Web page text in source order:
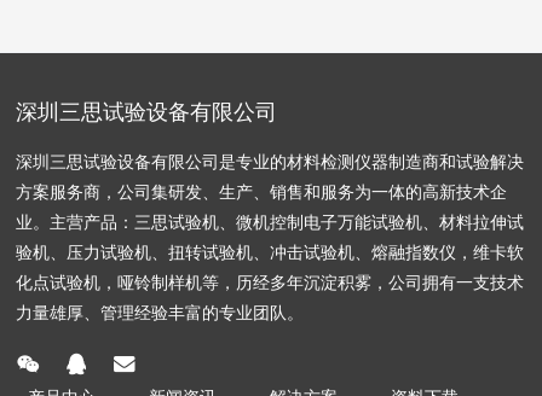
深圳三思试验设备有限公司
深圳三思试验设备有限公司是专业的材料检测仪器制造商和试验解决
方案服务商，公司集研发、生产、销售和服务为一体的高新技术企
业。主营产品：三思试验机、微机控制电子万能试验机、材料拉伸试
验机、压力试验机、扭转试验机、冲击试验机、熔融指数仪，维卡软
化点试验机，哑铃制样机等，历经多年沉淀积雾，公司拥有一支技术
力量雄厚、管理经验丰富的专业团队。